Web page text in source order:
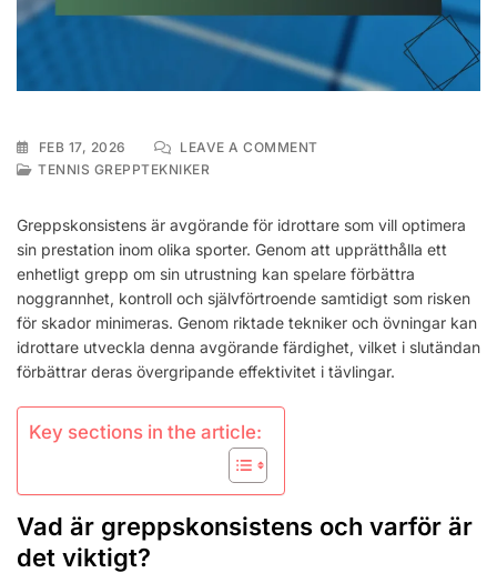
FEB 17, 2026 LEAVE A COMMENTON
SPELARENS
PÅVERKAN
TENNIS GREPPTEKNIKER
Greppskonsistens är avgörande för idrottare som vill optimera
sin prestation inom olika sporter. Genom att upprätthålla ett
enhetligt grepp om sin utrustning kan spelare förbättra
noggrannhet, kontroll och självförtroende samtidigt som risken
för skador minimeras. Genom riktade tekniker och övningar kan
idrottare utveckla denna avgörande färdighet, vilket i slutändan
förbättrar deras övergripande effektivitet i tävlingar.
Key sections in the article:
Vad är greppskonsistens och varför är
det viktigt?